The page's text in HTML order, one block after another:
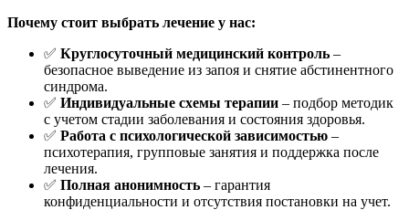
Почему стоит выбрать лечение у нас:
✅ Круглосуточный медицинский контроль –
безопасное выведение из запоя и снятие абстинентного
синдрома.
✅ Индивидуальные схемы терапии – подбор методик
с учетом стадии заболевания и состояния здоровья.
✅ Работа с психологической зависимостью –
психотерапия, групповые занятия и поддержка после
лечения.
✅ Полная анонимность – гарантия
конфиденциальности и отсутствия постановки на учет.